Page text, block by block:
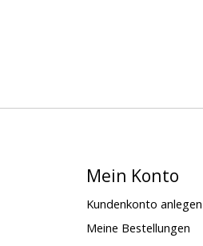
Mein Konto
Kundenkonto anlegen
Meine Bestellungen